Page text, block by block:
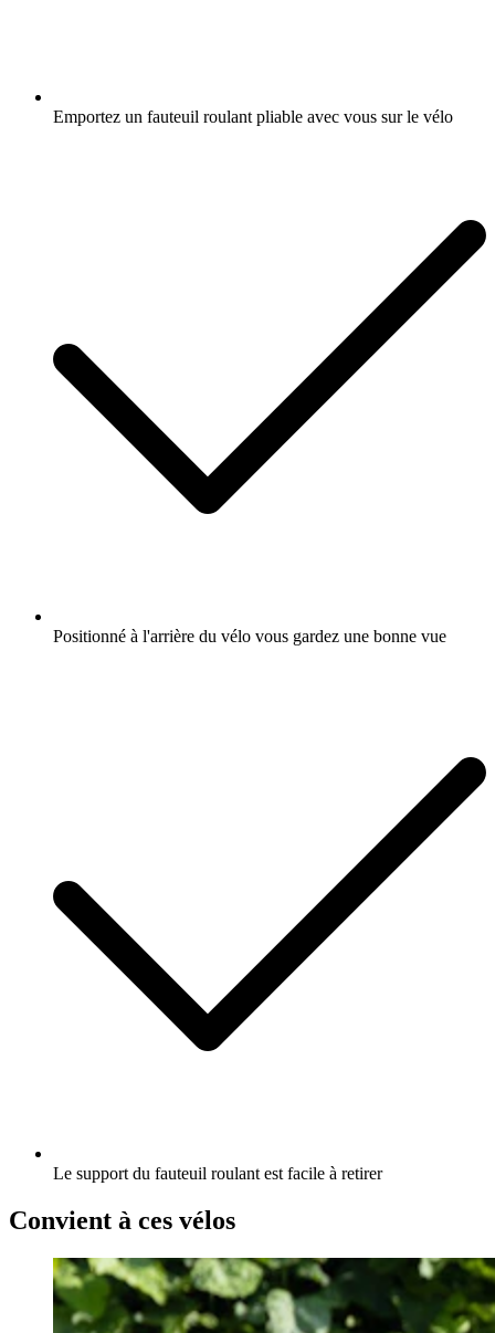
Emportez un fauteuil roulant pliable avec vous sur le vélo
Positionné à l'arrière du vélo vous gardez une bonne vue
Le support du fauteuil roulant est facile à retirer
Convient à ces vélos